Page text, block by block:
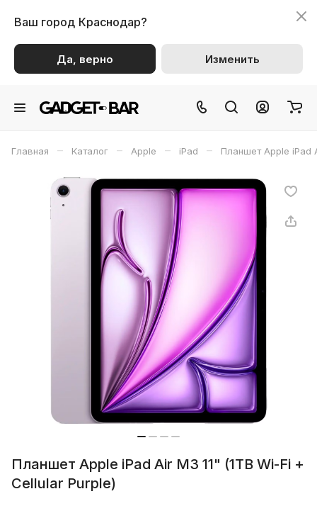
Ваш город Краснодар?
Да, верно Изменить
Главная – Каталог – Apple – iPad – Планшет Apple iPad
Планшет Apple iPad Air M3 11" (1TB Wi-Fi +
Cellular Purple)